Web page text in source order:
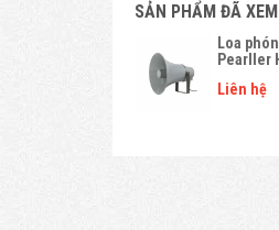
SẢN PHẨM ĐÃ XEM
Loa
Pearller
Liên hệ